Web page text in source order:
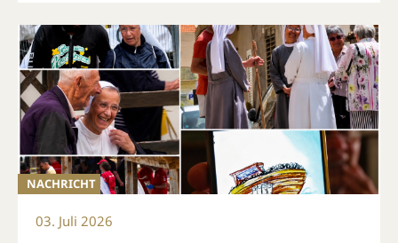
NACHRICHT
03. Juli 2026